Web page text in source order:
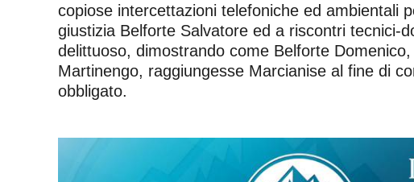
copiose intercettazioni telefoniche ed ambientali
giustizia Belforte Salvatore ed a riscontri tecnici-
delittuoso, dimostrando come Belforte
Martinengo, raggiungesse Marcianise al fine di
obbligato.